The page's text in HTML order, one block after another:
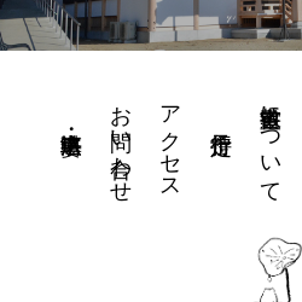
書道教室について
アクセス
お問い合わせ